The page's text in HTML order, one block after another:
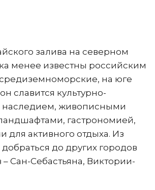
залива на северном
менее известны российским
на юге
славится культурно-
наследием, живописными
гастрономией,
для активного отдыха. Из
до других городов
Сан-Себастьяна, Виктории-